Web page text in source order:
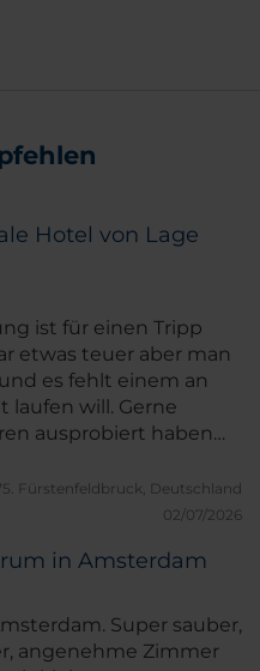
Hotel von Lage
ist für einen Tripp
etwas teuer aber man
es fehlt einem an
laufen will. Gerne
ausprobiert haben
Fürstenfeldbruck, Deutschland
02/07/2026
in Amsterdam
Super sauber,
angenehme Zimmer